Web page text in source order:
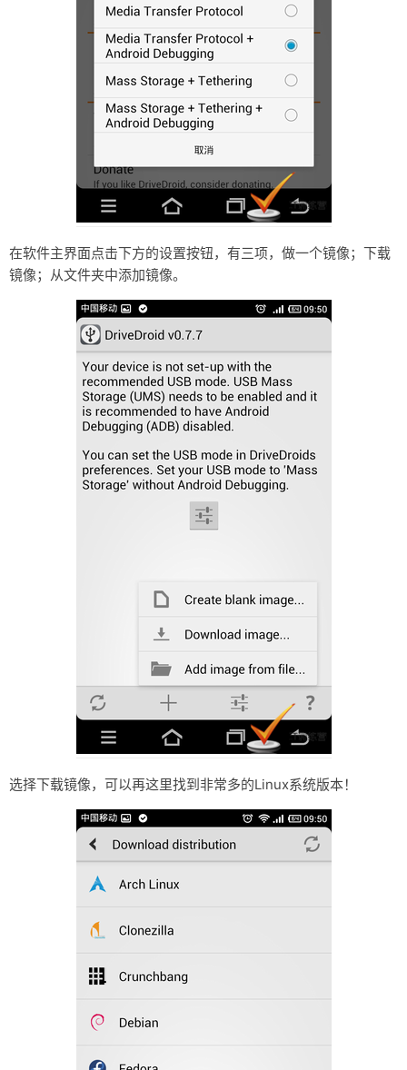
在软件主界面点击下方的设置按钮，有三项，做一个镜像；下载
镜像；从文件夹中添加镜像。
选择下载镜像，可以再这里找到非常多的Linux系统版本！